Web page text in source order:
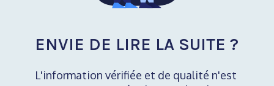
ENVIE DE LIRE LA SUITE ?
L'information vérifiée et de qualité n'est